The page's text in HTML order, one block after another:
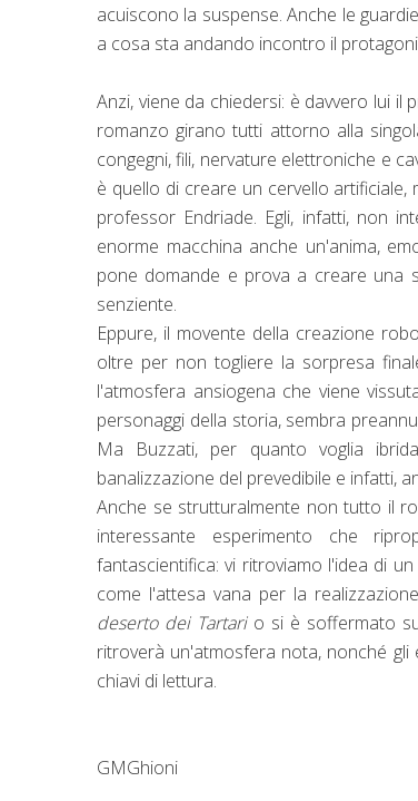
acuiscono la suspense. Anche le
a cosa sta andando incontro il
Anzi, viene da chiedersi: è davvero lui il
romanzo girano tutti attorno alla
congegni, fili, nervature elettroniche e
è quello di creare un cervello
professor Endriade. Egli, infatti, non
enorme macchina anche un'anima,
pone domande e prova a creare una
senziente.
Eppure, il movente della creazione
oltre per non togliere la sorpresa
l'atmosfera ansiogena che viene
personaggi della storia, sembra
Ma Buzzati, per quanto voglia
banalizzazione del prevedibile e infatti,
Anche se strutturalmente non tutto il
interessante esperimento che
fantascientifica: vi ritroviamo l'idea di
come l'attesa vana per la
deserto dei Tartario si è soffermato
ritroverà un'atmosfera nota, nonché
chiavi di lettura.
GMGhioni